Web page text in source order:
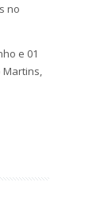
no
e 01
Martins,